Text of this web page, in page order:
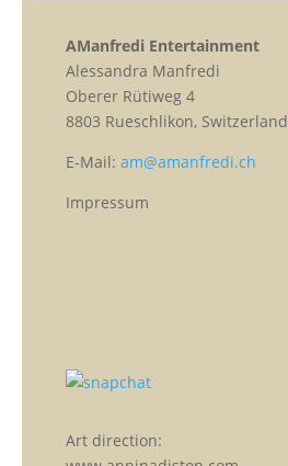
AManfredi Entertainment
Alessandra Manfredi
Oberer Rütiweg 4
8803 Rueschlikon, Switzerland
E-Mail: am@amanfredi.ch
Impressum
Art direction: